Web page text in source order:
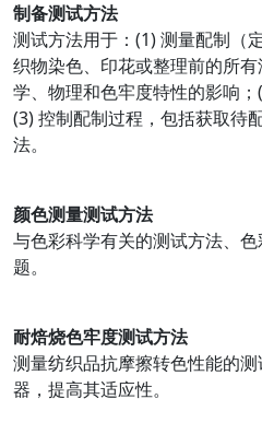
制备测试方法
测试方法用于：(1) 测量配制（
织物染色、印花或整理前的所
学、物理和色牢度特性的影响
(3) 控制配制过程，包括获取待
法。
颜色测量测试方法
与色彩科学有关的测试方法、
题。
耐焙烧色牢度测试方法
测量纺织品抗摩擦转色性能的
器，提高其适应性。